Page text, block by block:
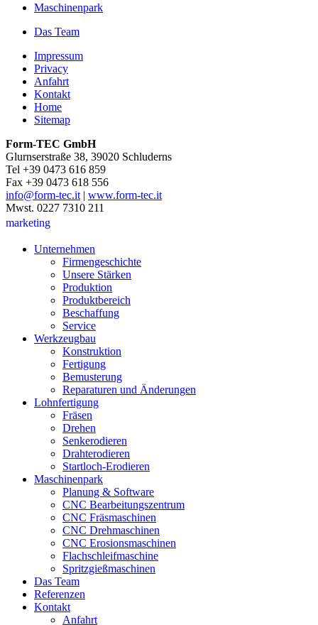
Maschinenpark
Das Team
Impressum
Privacy
Anfahrt
Kontakt
Home
Sitemap
Form-TEC GmbH
Glurnserstraße 38, 39020 Schluderns
Tel +39 0473 616 859
Fax +39 0473 618 556
info@form-tec.it| www.form-tec.it
Mwst. 0227 7310 211
marketing
Unternehmen
Firmengeschichte
Unsere Stärken
Produktion
Produktbereich
Beschaffung
Service
Werkzeugbau
Konstruktion
Fertigung
Bemusterung
Reparaturen und Änderungen
Lohnfertigung
Fräsen
Drehen
Senkerodieren
Drahterodieren
Startloch-Erodieren
Maschinenpark
Planung & Software
CNC Bearbeitungszentrum
CNC Fräsmaschinen
CNC Drehmaschinen
CNC Erosionsmaschinen
Flachschleifmaschine
Spritzgießmaschinen
Das Team
Referenzen
Kontakt
Anfahrt